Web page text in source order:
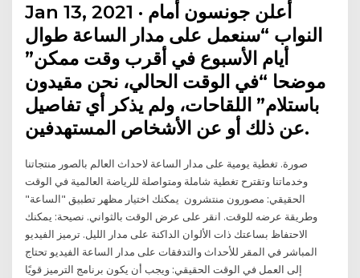
Jan 13, 2021 · أعلن جونسون أمام
النواب “سنعمل على مدار الساعة طوال
أيام الأسبوع في أقرب وقت ممكن”
موضحا “في الوقت الحالي، نحن مقيدون
باستلام” اللقاحات، ولم يذكر أي تفاصيل
عن ذلك أو عن الأشخاص المستهدفين.
صورة. تغطية يومية على مدار الساعة لاحداث العالم بالصور منتجاتنا
وخدماتنا وتقترح تغطية شاملة ومتواصلة للرياضة العالمية في الوقت
الحقيقي: مصورون منتشرون يمكنك اختيار مظهر تطبيق "الساعة"
وطريقة عرضه للوقت. انقر على عرض الوقت بالثواني. نصيحة: يمكنك
الاحتفاظ بساعتك ذات الألوان الداكنة على مدار الليل. ترميز الفيديو
المباشر في المقر للأحداث والتدفقات على مدار الساعة الفيديو تحتاج
إلى العمل في الوقت الحقيقي: ويجب أن يكون برنامج الترميز قويًا